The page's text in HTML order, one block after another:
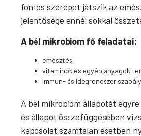
fontos szerepet játszik az
jelentősége ennél sokkal
A bél mikrobiom fő feladatai:
emésztés
vitaminok és egyéb anyagok
immun- és idegrendszer
A bél mikrobiom állapotát
és állapot összefüggésében
kapcsolat számtalan esetben